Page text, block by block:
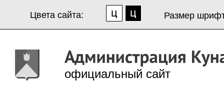
Цвета сайта: Размер
официальный сайт